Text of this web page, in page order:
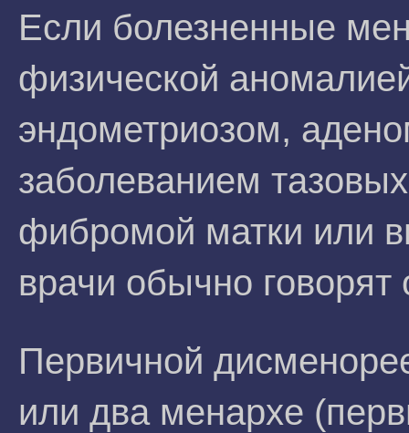
Если болезненные
физической
эндометриозом,
заболеванием
фибромой матки или
врачи обычно
Первичной
или два менархе